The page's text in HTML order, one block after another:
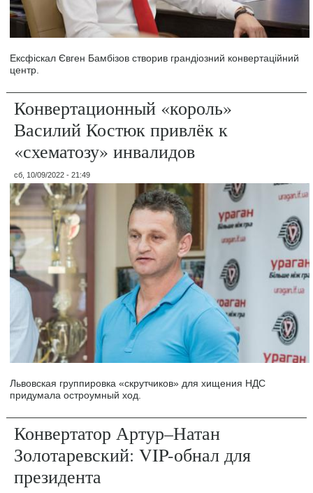
Ексфіскал Євген Бамбізов створив грандіозний конвертаційний
центр.
Конвертационный «король»
Василий Костюк привлёк к
«схематозу» инвалидов
сб, 10/09/2022 - 21:49
Львовская группировка «скрутчиков» для хищения НДС
придумала остроумный ход.
Конвертатор Артур–Натан
Золотаревский: VIP-обнал для
президента